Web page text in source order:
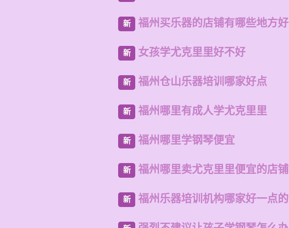
新 福州买乐器的店铺有哪些地方好
新 女孩学尤克里里好不好
新 福州仓山乐器培训哪家好点
新 福州哪里有成人学尤克里里
新 福州哪里学钢琴便宜
新 福州哪里卖尤克里里便宜的店铺
新 福州乐器培训机构哪家好一点的